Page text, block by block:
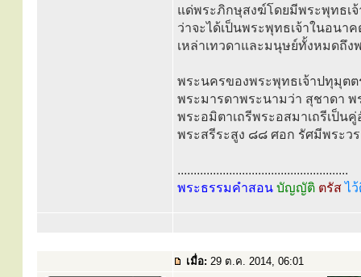
แด่พระภิกษุสงฆ์โดยมีพระพุทธเ
ว่าจะได้เป็นพระพุทธเจ้าในอนา
เหล่าเทวดาและมนุษย์ทั้งหมดถึง
พระนครของพระพุทธเจ้าปทุมุต
พระมารดาพระนามว่า สุชาดา
พระอมิตาเถรีพระอสมาเถรีเป็
พระสรีระสูง ๘๘ ศอก รัศมีพระว
.....................................................
พระธรรมคำสอน บัญญัติ ตรัสไ
เมื่อ: 29 ต.ค. 2014, 06:01